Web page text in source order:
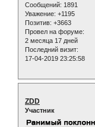
Сообщений: 1891
Уважение: +1195
Позитив: +3663
Провел на форуме:
2 месяца 17 дней
Последний визит:
17-04-2019 23:25:58
ZDD
Участник